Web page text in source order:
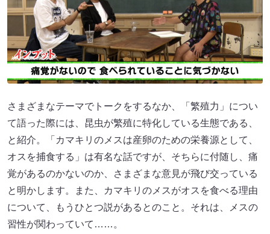
さまざまなテーマでトークをするなか、「繁殖力」につい
て語った際には、昆虫が繁殖に特化している生態である、
と紹介。「カマキリのメスは産卵のための栄養源として、
オスを捕食する」は有名な話ですが、そちらに付随し、痛
覚があるのかないのか、さまざまな意見が飛び交っている
と明かします。また、カマキリのメスがオスを食べる理由
について、もうひとつ説があるとのこと。それは、メスの
習性が関わっていて……。